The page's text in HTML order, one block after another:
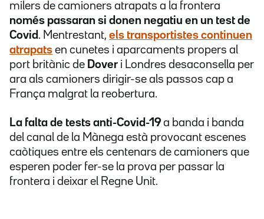
milers de camioners atrapats a la frontera
només passaran si donen negatiu en un test de
Covid . Mentrestant, els transportistes continuen
atrapats en cunetes i aparcaments propers al
port britànic de Dover i Londres desaconsella per
ara als camioners dirigir-se als passos cap a
França malgrat la reobertura.
La falta de tests anti-Covid-19a banda i banda
del canal de la Mànega està provocant escenes
caòtiques entre els centenars de camioners que
esperen poder fer-se la prova per passar la
frontera i deixar el Regne Unit.